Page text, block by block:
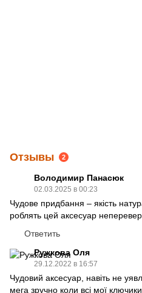
Отзывы 2
Володимир Панасюк
02.03.2025 в 00:23
Чудове придбання – якість
роблять цей аксесуар
Ответить
Ружкова Оля
29.12.2022 в 16:57
Чудовий аксесуар, навіть не
мега зручно коли всі мої